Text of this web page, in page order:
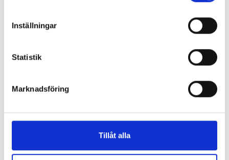
Inställningar
Statistik
Marknadsföring
Tillåt alla
kännas nära”